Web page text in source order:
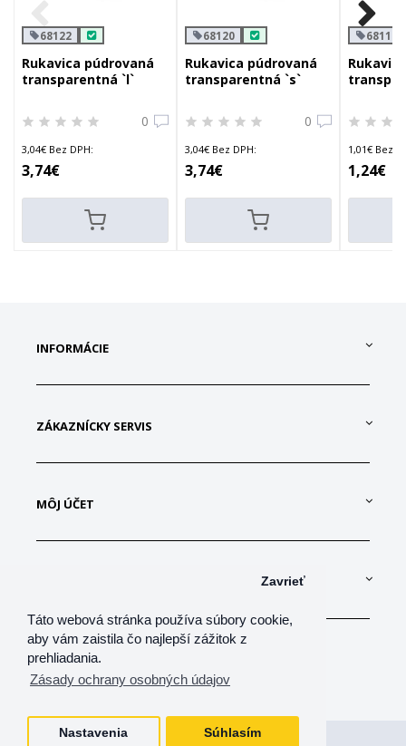
Táto webová stránka používa súbory cookie,
aby vám zaistila čo najlepší zážitok z
prehliadania.
Zásady ochrany osobných údajov
Zavrieť
Nastavenia Súhlasím
68122
Rukavica púdrovaná
transparentná `l`
0
3,04€ Bez DPH:
3,74€
68120
Rukavica púdrovaná
transparentná `s`
0
3,04€ Bez DPH:
3,74€
68119
1,01€ Bez
1,24€
INFORMÁCIE
ZÁKAZNÍCKY SERVIS
MÔJ ÚČET